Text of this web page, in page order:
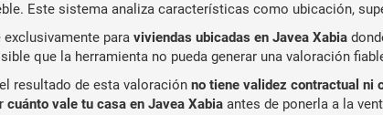
Este sistema analiza características como ubicación,
exclusivamente para viviendas ubicadas en Javea Xabia
que la herramienta no pueda generar una valoración
resultado de esta valoración no tiene validez contractual ni
cuánto vale tu casa en Javea Xabia antes de ponerla a la